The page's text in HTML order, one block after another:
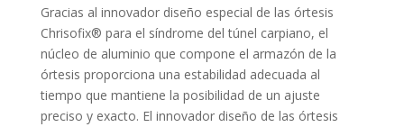
Gracias al innovador diseño especial de las órtesis
Chrisofix® para el síndrome del túnel carpiano, el
núcleo de aluminio que compone el armazón de la
órtesis proporciona una estabilidad adecuada al
tiempo que mantiene la posibilidad de un ajuste
preciso y exacto. El innovador diseño de las órtesis